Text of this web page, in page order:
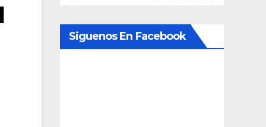
Siguenos En Facebook